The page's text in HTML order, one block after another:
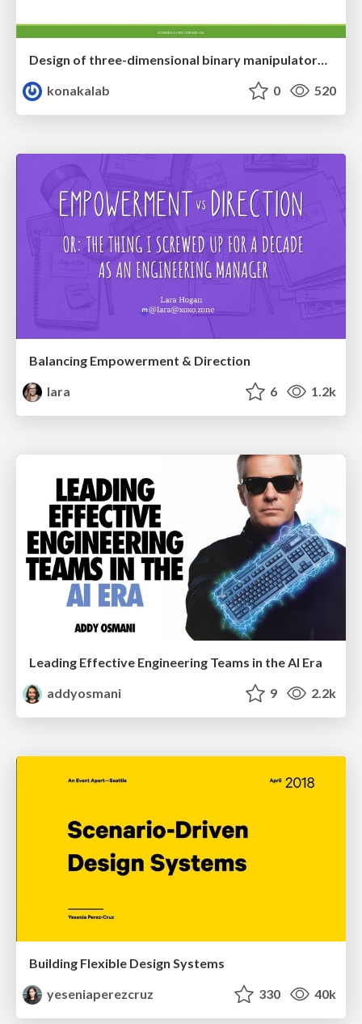
Design of three-dimensional binary manipulators for pick-and-place task avoiding obstacles (IECON2024)
konakalab
0 520
Balancing Empowerment & Direction
lara
6 1.2k
Leading Effective Engineering Teams in the AI Era
addyosmani
9 2.2k
Building Flexible Design Systems
yeseniaperezcruz
330 40k